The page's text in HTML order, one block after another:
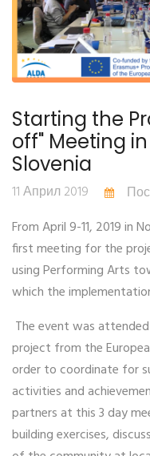
Starting the
off" Meeting
Slovenia
11 Април 2019
From April 9-11, 2019 in
first meeting for the
using Performing Arts
which the
The event was
project from the
order to coordinate for
activities and
partners at this 3 day
building exercises,